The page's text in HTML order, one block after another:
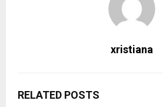
xristiana
RELATED POSTS